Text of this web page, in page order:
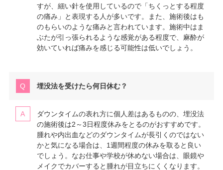
すが、細い針を使用しているので「ちくっとする程度
の痛み」と表現する人が多いです。また、施術後はも
のもらいのような痛みと言われています。施術中はま
ぶたが引っ張られるような感覚がある程度で、麻酔が
効いていれば痛みを感じる可能性は低いでしょう。
埋没法を受けたら何日休む？
ダウンタイムの表れ方に個人差はあるものの、埋没法
の施術後は2～3日程度休みをとるのがおすすめです。
腫れや内出血などのダウンタイムが長引くのではない
かと気になる場合は、1週間程度の休みを取ると良い
でしょう。なお仕事や学校が休めない場合は、眼鏡や
メイクでカバーすると腫れが目立ちにくくなります。